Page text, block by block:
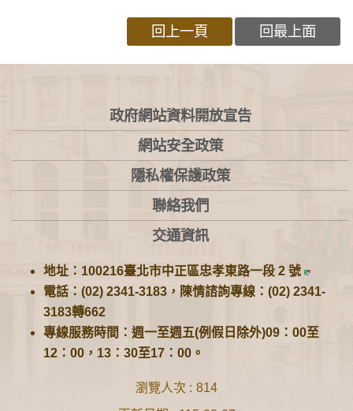
回上一頁 回最上面
:::
政府網站資料開放宣告
網站安全政策
隱私權保護政策
聯絡我們
交通資訊
地址：100216臺北市中正區忠孝東路一段 2 號
電話：(02) 2341-3183，陳情諮詢專線：(02) 2341-
3183轉662
專線服務時間：週一至週五(例假日除外)09：00至
12：00，13：30至17：00。
瀏覽人次
814